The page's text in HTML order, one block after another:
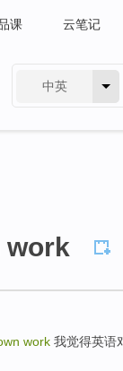
课 云笔记
中英
work
work 我觉得英语